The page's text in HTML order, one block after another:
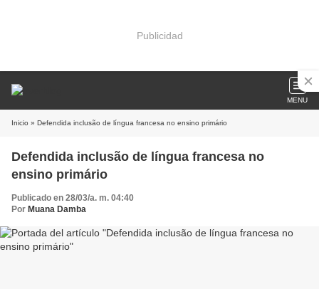
Publicidad
MENU
Inicio » Defendida inclusão de língua francesa no ensino primário
Defendida inclusão de língua francesa no
ensino primário
Publicado en 28/03/a. m. 04:40
Por Muana Damba